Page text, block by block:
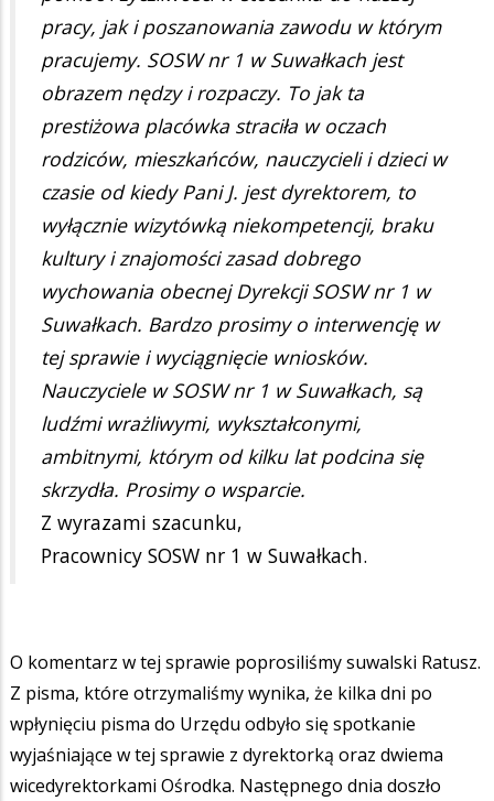
pracy, jak i poszanowania zawodu w którym
pracujemy. SOSW nr 1 w Suwałkach jest
obrazem nędzy i rozpaczy. To jak ta
prestiżowa placówka straciła w oczach
rodziców, mieszkańców, nauczycieli i dzieci w
czasie od kiedy Pani J. jest dyrektorem, to
wyłącznie wizytówką niekompetencji, braku
kultury i znajomości zasad dobrego
wychowania obecnej Dyrekcji SOSW nr 1 w
Suwałkach. Bardzo prosimy o interwencję w
tej sprawie i wyciągnięcie wniosków.
Nauczyciele w SOSW nr 1 w Suwałkach, są
ludźmi wrażliwymi, wykształconymi,
ambitnymi, którym od kilku lat podcina się
skrzydła. Prosimy o wsparcie.
Z wyrazami szacunku,
Pracownicy SOSW nr 1 w Suwałkach.
O komentarz w tej sprawie poprosiliśmy suwalski Ratusz.
Z pisma, które otrzymaliśmy wynika, że kilka dni po
wpłynięciu pisma do Urzędu odbyło się spotkanie
wyjaśniające w tej sprawie z dyrektorką oraz dwiema
wicedyrektorkami Ośrodka. Następnego dnia doszło